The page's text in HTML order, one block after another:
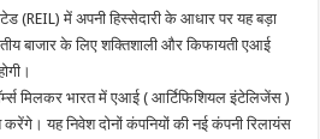
(REIL) में अपनी हिस्सेदारी के आधार पर यह बड़ा
बाजार के लिए शक्तिशाली और किफायती एआई
मिलकर भारत में एआई ( आर्टिफिशियल इंटेलिजेंस )
यह निवेश दोनों कंपनियों की नई कंपनी रिलायंस